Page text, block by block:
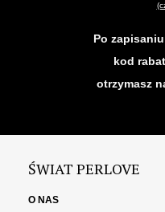
Po
kod
otrzymasz
ŚWIAT PERLOVE
O NAS